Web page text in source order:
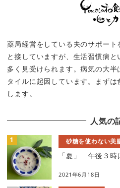
薬局経営をしている夫のサポー
と接していますが、生活習慣病
多く見受けられます。病気の大
タイルに起因しています。まず
します。
人気の
砂糖を使わない美
「夏」 午後３時
2021年6月18日